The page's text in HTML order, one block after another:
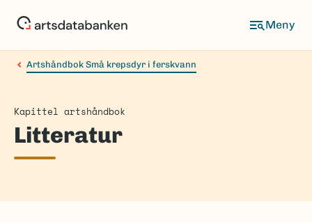
Artshåndbok Små krepsdyr i ferskvann
Kapittel artshåndbok
Litteratur